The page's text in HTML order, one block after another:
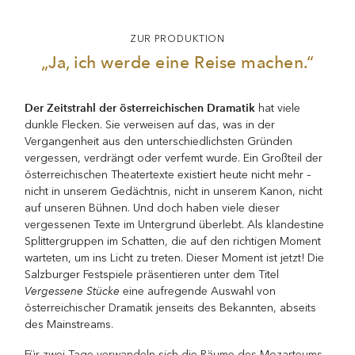
„Ja, ich werde eine Reise machen.“
dunkle Flecken. Sie verweisen auf das, was in der
Vergangenheit aus den unterschiedlichsten Gründen
vergessen, verdrängt oder verfemt wurde. Ein Großteil der
österreichischen Theatertexte existiert heute nicht mehr –
nicht in unserem Gedächtnis, nicht in unserem Kanon, nicht
auf unseren Bühnen. Und doch haben viele dieser
vergessenen Texte im Untergrund überlebt. Als klandestine
Splittergruppen im Schatten, die auf den richtigen Moment
warteten, um ins Licht zu treten. Dieser Moment ist jetzt! Die
Salzburger Festspiele präsentieren unter dem Titel
Vergessene Stückeeine aufregende Auswahl von
österreichischer Dramatik jenseits des Bekannten, abseits
des Mainstreams.